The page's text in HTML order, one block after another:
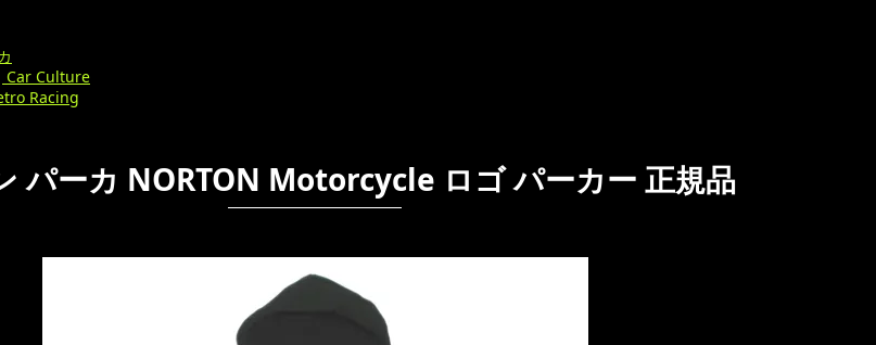
Car Culture
Racing
パーカ NORTON Motorcycle ロゴ パーカー 正規品